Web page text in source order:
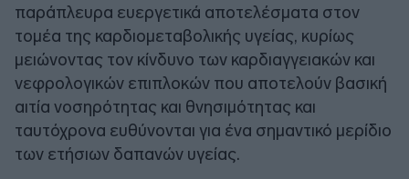
παράπλευρα ευεργετικά αποτελέσματα στον
τομέα της καρδιομεταβολικής υγείας, κυρίως
μειώνοντας τον κίνδυνο των καρδιαγγειακών και
νεφρολογικών επιπλοκών που αποτελούν βασική
αιτία νοσηρότητας και θνησιμότητας και
ταυτόχρονα ευθύνονται για ένα σημαντικό μερίδιο
των ετήσιων δαπανών υγείας.